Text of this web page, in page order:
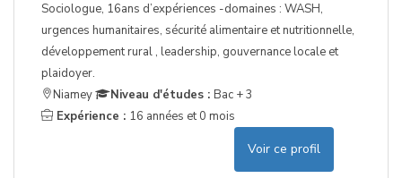
Sociologue, 16ans d’expériences -domaines : WASH,
urgences humanitaires, sécurité alimentaire et nutritionnelle,
développement rural , leadership, gouvernance locale et
plaidoyer.
Niamey
Niveau d'études : Bac + 3
Expérience : 16 années et 0 mois
Voir ce profil